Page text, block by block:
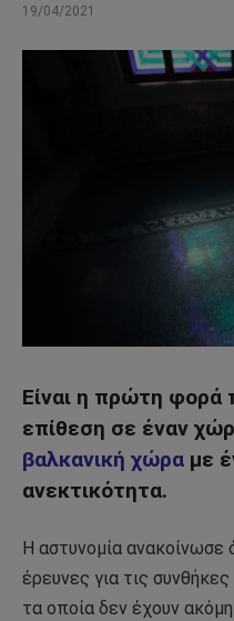
19/04/2021
Είναι η πρώτη φορά
επίθεση σε έναν
βαλκανική χώρα με
ανεκτικότητα.
Η αστυνομία ανακοίνωσε
έρευνες για τις
τα οποία δεν έχουν ακόμη